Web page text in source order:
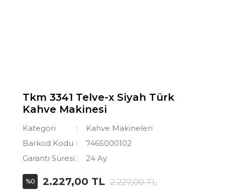
Tkm 3341 Telve-x Siyah Türk
Kahve Makinesi
Kategori
Kahve Makineleri
Barkod Kodu
7465000102
Garanti Süresi
24 Ay
%0 2.227,00 TL 2.227,00 TL